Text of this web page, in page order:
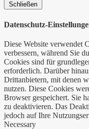
Schließen
Datenschutz-
Diese Website verwendet
verbessern, während Sie
Cookies sind für
erforderlich. Darüber
Drittanbietern, mit denen
nutzen. Diese Cookies
Browser gespeichert. Sie
zu deaktivieren. Das
jedoch auf Ihre
Necessary